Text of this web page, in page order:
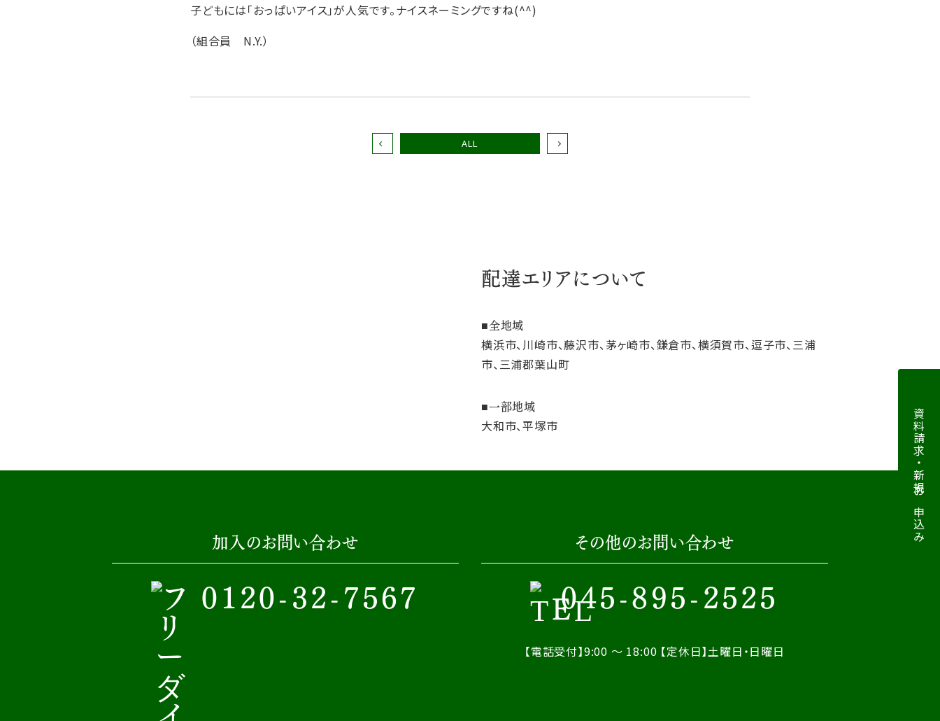
子どもには「おっぱいアイス」が人気です。ナイスネーミングですね(^^)
（組合員 N.Y.）
ALL
配達エリアについて
全地域
横浜市、川崎市、藤沢市、茅ヶ崎市、鎌倉市、横須賀市、逗子市、三浦
市、三浦郡葉山町
一部地域
大和市、平塚市
加入のお問い合わせ
0120-32-7567
その他のお問い合わせ
045-895-2525
【電話受付】9:00 ～ 18:00 【定休日】土曜日・日曜日
資料請求・新規お申込み